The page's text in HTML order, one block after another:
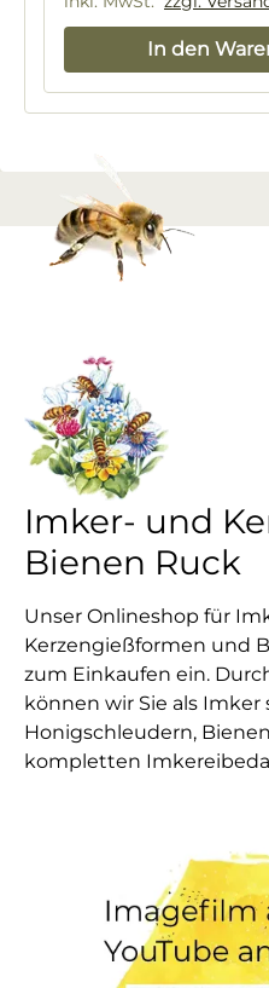
In den
Imker- und
Bienen Ruck
Unser Onlineshop für
Kerzengießformen und
zum Einkaufen ein.
können wir Sie als
Honigschleudern,
kompletten